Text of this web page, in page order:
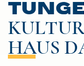
HAUS